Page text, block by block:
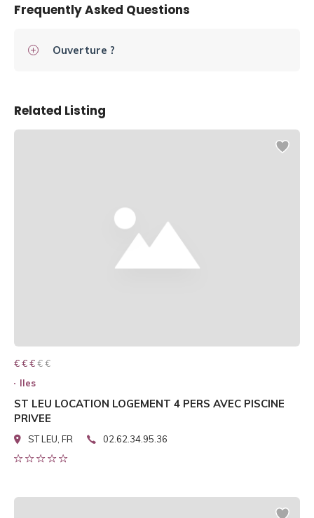
Frequently Asked Questions
Ouverture ?
Related Listing
€ € € € €
€ € €
Iles
ST LEU LOCATION LOGEMENT 4 PERS AVEC PISCINE
PRIVEE
ST LEU, FR 02.62.34.95.36